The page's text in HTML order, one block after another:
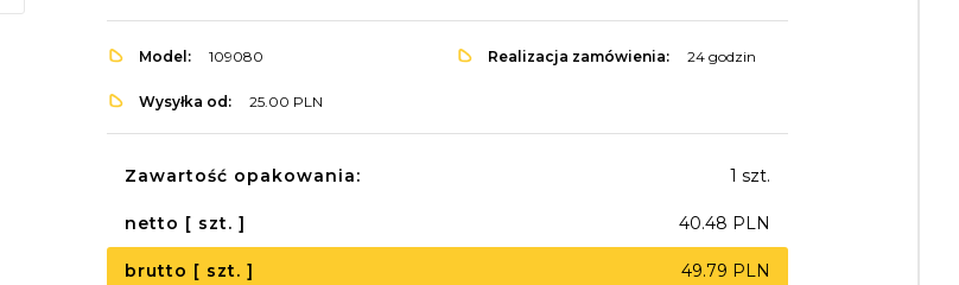
Model: 109080 Realizacja zamówienia: 24 godzin
Wysyłka od: 25.00 PLN
Zawartość opakowania: 1 szt.
netto [ szt. ] 40.48 PLN
brutto [ szt. ] 49.79 PLN